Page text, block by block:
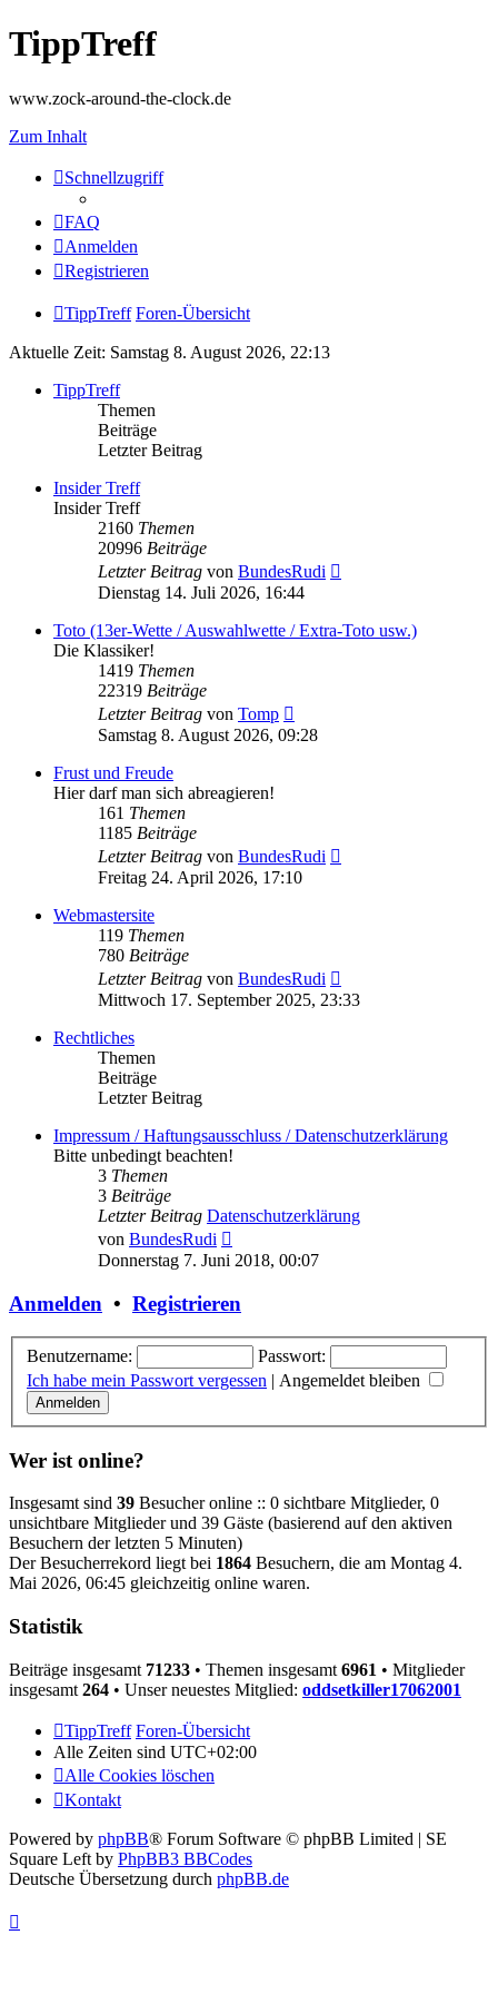
TippTreff
www.zock-around-the-clock.de
Zum Inhalt
Schnellzugriff
FAQ
Anmelden
Registrieren
TippTreff Foren-Übersicht
Aktuelle Zeit: Samstag 8. August 2026, 22:13
TippTreff
Themen
Beiträge
Letzter Beitrag
Insider Treff
Insider Treff
2160 Themen
20996 Beiträge
Letzter Beitrag von BundesRudi
Dienstag 14. Juli 2026, 16:44
Toto (13er-Wette / Auswahlwette / Extra-Toto usw.)
Die Klassiker!
1419 Themen
22319 Beiträge
Letzter Beitrag von Tomp
Beitrag
Samstag 8. August 2026, 09:28
Frust und Freude
Hier darf man sich abreagieren!
161 Themen
1185 Beiträge
Letzter Beitrag von BundesRudi
Freitag 24. April 2026, 17:10
Webmastersite
119 Themen
780 Beiträge
Letzter Beitrag von BundesRudi
Beitrag
Mittwoch 17. September 2025, 23:33
Rechtliches
Themen
Beiträge
Letzter Beitrag
Impressum / Haftungsausschluss / Datenschutzerklärung
Bitte unbedingt beachten!
3 Themen
3 Beiträge
Letzter Beitrag Datenschutzerklärung
von BundesRudi
Beitrag
Donnerstag 7. Juni 2018, 00:07
Anmelden • Registrieren
Benutzername:
Passwort:
Ich habe mein Passwort vergessen | Angemeldet bleiben
Wer ist online?
Insgesamt sind 39 Besucher online :: 0 sichtbare Mitglieder, 0
unsichtbare Mitglieder und 39 Gäste (basierend auf den aktiven
Besuchern der letzten 5 Minuten)
Der Besucherrekord liegt bei 1864 Besuchern, die am Montag 4.
Mai 2026, 06:45 gleichzeitig online waren.
Statistik
Beiträge insgesamt 71233 • Themen insgesamt 6961 • Mitglieder
insgesamt 264 • Unser neuestes Mitglied: oddsetkiller17062001
TippTreff Foren-Übersicht
Alle Zeiten sind UTC+02:00
Alle Cookies löschen
Kontakt
Powered by phpBB® Forum Software © phpBB Limited | SE
Square Left by PhpBB3 BBCodes
Deutsche Übersetzung durch phpBB.de